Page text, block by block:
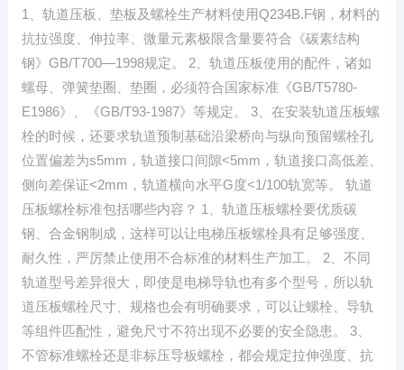
1、轨道压板、垫板及螺栓生产材料使用Q234B.F钢，材料的
抗拉强度、伸拉率、微量元素极限含量要符合《碳素结构
钢》GB/T700—1998规定。 2、轨道压板使用的配件，诸如
螺母、弹簧垫圈、垫圈，必须符合国家标准《GB/T5780-
E1986》、《GB/T93-1987》等规定。 3、在安装轨道压板螺
栓的时候，还要求轨道预制基础沿梁桥向与纵向预留螺栓孔
位置偏差为s5mm，轨道接口间隙<5mm，轨道接口高低差、
侧向差保证<2mm，轨道横向水平G度<1/100轨宽等。 轨道
压板螺栓标准包括哪些内容？ 1、轨道压板螺栓要优质碳
钢、合金钢制成，这样可以让电梯压板螺栓具有足够强度、
耐久性，严厉禁止使用不合标准的材料生产加工。 2、不同
轨道型号差异很大，即使是电梯导轨也有多个型号，所以轨
道压板螺栓尺寸、规格也会有明确要求，可以让螺栓、导轨
等组件匹配性，避免尺寸不符出现不必要的安全隐患。 3、
不管标准螺栓还是非标压导板螺栓，都会规定拉伸强度、抗